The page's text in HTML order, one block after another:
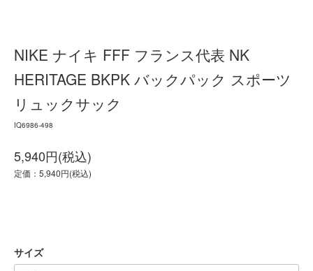
NIKE ナイキ FFF フランス代表 NK
HERITAGE BKPK バックパック スポーツ
リュックサック
IQ6986-498
5,940円(税込)
定価：5,940円(税込)
サイズ